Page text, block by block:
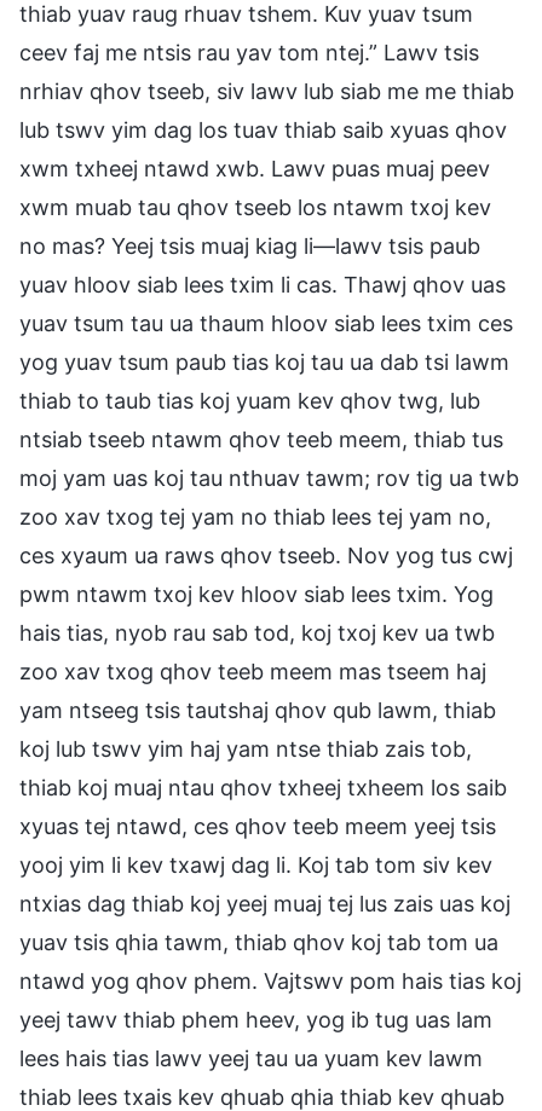
thiab yuav raug rhuav tshem. Kuv yuav tsum
ceev faj me ntsis rau yav tom ntej.” Lawv tsis
nrhiav qhov tseeb, siv lawv lub siab me me thiab
lub tswv yim dag los tuav thiab saib xyuas qhov
xwm txheej ntawd xwb. Lawv puas muaj peev
xwm muab tau qhov tseeb los ntawm txoj kev
no mas? Yeej tsis muaj kiag li—lawv tsis paub
yuav hloov siab lees txim li cas. Thawj qhov uas
yuav tsum tau ua thaum hloov siab lees txim ces
yog yuav tsum paub tias koj tau ua dab tsi lawm
thiab to taub tias koj yuam kev qhov twg, lub
ntsiab tseeb ntawm qhov teeb meem, thiab tus
moj yam uas koj tau nthuav tawm; rov tig ua twb
zoo xav txog tej yam no thiab lees tej yam no,
ces xyaum ua raws qhov tseeb. Nov yog tus cwj
pwm ntawm txoj kev hloov siab lees txim. Yog
hais tias, nyob rau sab tod, koj txoj kev ua twb
zoo xav txog qhov teeb meem mas tseem haj
yam ntseeg tsis tautshaj qhov qub lawm, thiab
koj lub tswv yim haj yam ntse thiab zais tob,
thiab koj muaj ntau qhov txheej txheem los saib
xyuas tej ntawd, ces qhov teeb meem yeej tsis
yooj yim li kev txawj dag li. Koj tab tom siv kev
ntxias dag thiab koj yeej muaj tej lus zais uas koj
yuav tsis qhia tawm, thiab qhov koj tab tom ua
ntawd yog qhov phem. Vajtswv pom hais tias koj
yeej tawv thiab phem heev, yog ib tug uas lam
lees hais tias lawv yeej tau ua yuam kev lawm
thiab lees txais kev qhuab qhia thiab kev qhuab